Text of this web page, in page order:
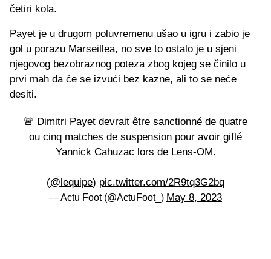
četiri kola.
Payet je u drugom poluvremenu ušao u igru i zabio je
gol u porazu Marseillea, no sve to ostalo je u sjeni
njegovog bezobraznog poteza zbog kojeg se činilo u
prvi mah da će se izvući bez kazne, ali to se neće
desiti.
🚨 Dimitri Payet devrait être sanctionné de quatre
ou cinq matches de suspension pour avoir giflé
Yannick Cahuzac lors de Lens-OM.
(@lequipe) pic.twitter.com/2R9tq3G2bq
— Actu Foot (@ActuFoot_) May 8, 2023